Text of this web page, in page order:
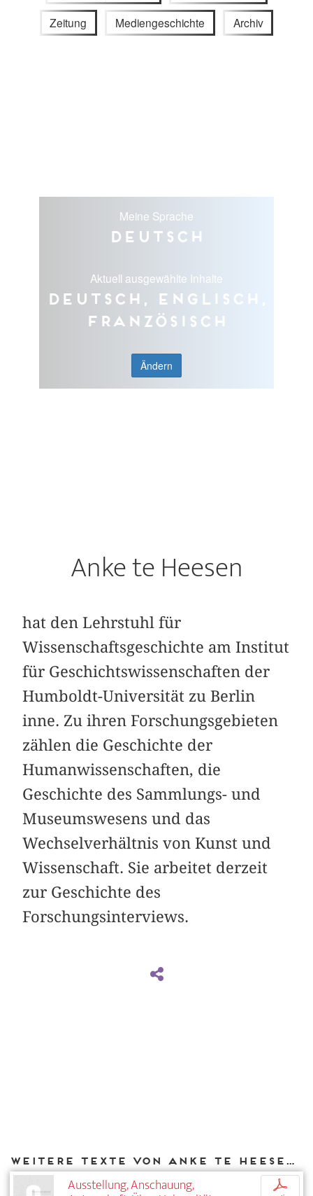
Zeitung Mediengeschichte Archiv
Meine Sprache
Deutsch
Aktuell ausgewählte Inhalte
Deutsch, Englisch,
Französisch
Ändern
Anke te Heesen
hat den Lehrstuhl für
Wissenschaftsgeschichte am Institut
für Geschichtswissenschaften der
Humboldt-Universität zu Berlin
inne. Zu ihren Forschungsgebieten
zählen die Geschichte der
Humanwissenschaften, die
Geschichte des Sammlungs- und
Museumswesens und das
Wechselverhältnis von Kunst und
Wissenschaft. Sie arbeitet derzeit
zur Geschichte des
Forschungsinterviews.
Weitere Texte von Anke te Heesen bei DIAPHANES
Ausstellung, Anschauung, p